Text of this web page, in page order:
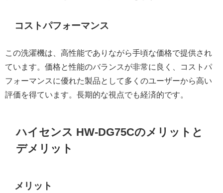
コストパフォーマンス
この洗濯機は、高性能でありながら手頃な価格で提供され
ています。価格と性能のバランスが非常に良く、コストパ
フォーマンスに優れた製品として多くのユーザーから高い
評価を得ています。長期的な視点でも経済的です。
ハイセンス HW-DG75Cのメリットと
デメリット
メリット